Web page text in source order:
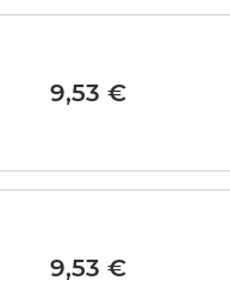
9,53 €
9,53 €